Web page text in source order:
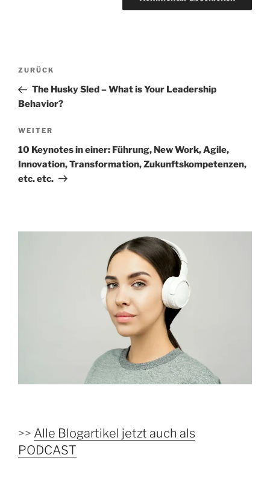
Beitragsnavigation
Vorheriger
Beitrag
ZURÜCK
The Husky Sled – What is Your Leadership
Behavior?
Nächster
Beitrag
WEITER
10 Keynotes in einer: Führung, New Work, Agile,
Innovation, Transformation, Zukunftskompetenzen,
etc. etc.
>> Alle Blogartikel jetzt auch als
PODCAST